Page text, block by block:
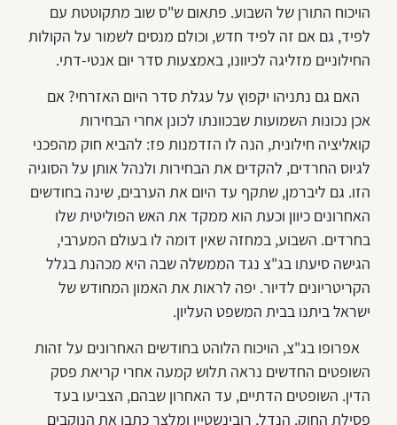
הויכוח התורן של השבוע. פתאום ש"ס שוב מתקוטטת עם
לפיד, גם אם זה לפיד חדש, וכולם מנסים לשמור על הקולות
החילוניים מזליגה לכיוונו, באמצעות סדר יום אנטי-דתי.
האם גם נתניהו יקפוץ על עגלת סדר היום האזרחי? אם
אכן נכונות השמועות שבכוונתו לכונן אחרי הבחירות
קואליציה חילונית, הנה לו הזדמנות פז: להביא חוק מהפכני
לגיוס החרדים, להקדים את הבחירות ולנהל אותן על הסוגיה
הזו. גם ליברמן, שתקף עד היום את הערבים, שינה בחודשים
האחרונים כיוון וכעת הוא ממקד את האש הפוליטית שלו
בחרדים. השבוע, במחזה שאין דומה לו בעולם המערבי,
הגישה סיעתו בג"צ נגד הממשלה שבה היא מכהנת בגלל
הקריטריונים לדיור. יפה לראות את האמון המחודש של
ישראל ביתנו בבית המשפט העליון.
אפרופו בג"צ, הויכוח הלוהט בחודשים האחרונים על זהות
השופטים החדשים נראה תלוש קמעה אחרי קריאת פסק
הדין. השופטים הדתיים, עד האחרון שבהם, הצביעו בעד
פסילת החוק. הנדל, רובינשטיין ומלצר כתבו את הנוקבים